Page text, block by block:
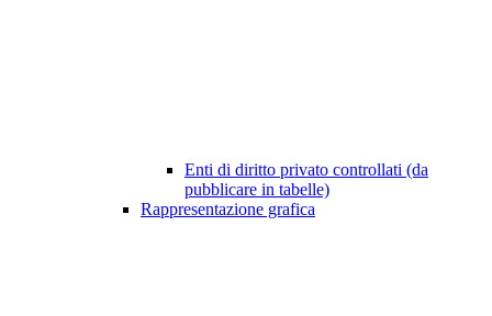
Enti di diritto privato controllati (da
pubblicare in tabelle)
Rappresentazione grafica